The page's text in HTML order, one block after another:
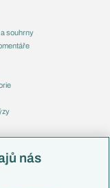
souhrny
nás